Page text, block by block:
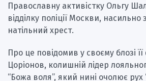
Православну активістку Ольгу
відділку поліції Москви, насильно
натільний хрест.
Про це повідомив у своєму блозі
Цоріонов, колишній лідер
“Божа воля”, який нині очолює рух